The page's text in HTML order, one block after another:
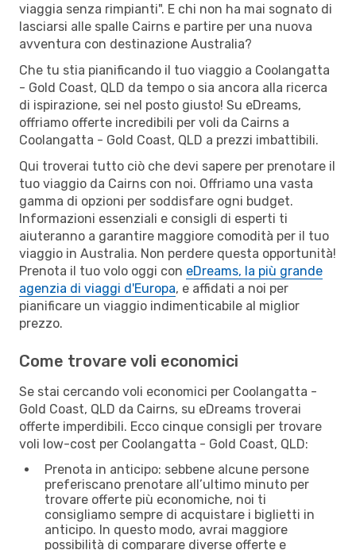
viaggia senza rimpianti". E chi non ha mai sognato di
lasciarsi alle spalle Cairns e partire per una nuova
avventura con destinazione Australia?
Che tu stia pianificando il tuo viaggio a Coolangatta
- Gold Coast, QLD da tempo o sia ancora alla ricerca
di ispirazione, sei nel posto giusto! Su eDreams,
offriamo offerte incredibili per voli da Cairns a
Coolangatta - Gold Coast, QLD a prezzi imbattibili.
Qui troverai tutto ciò che devi sapere per prenotare il
tuo viaggio da Cairns con noi. Offriamo una vasta
gamma di opzioni per soddisfare ogni budget.
Informazioni essenziali e consigli di esperti ti
aiuteranno a garantire maggiore comodità per il tuo
viaggio in Australia. Non perdere questa opportunità!
Prenota il tuo volo oggi con eDreams, la più grande
agenzia di viaggi d'Europa, e affidati a noi per
pianificare un viaggio indimenticabile al miglior
prezzo.
Come trovare voli economici
Se stai cercando voli economici per Coolangatta -
Gold Coast, QLD da Cairns, su eDreams troverai
offerte imperdibili. Ecco cinque consigli per trovare
voli low-cost per Coolangatta - Gold Coast, QLD:
Prenota in anticipo: sebbene alcune persone
preferiscano prenotare all’ultimo minuto per
trovare offerte più economiche, noi ti
consigliamo sempre di acquistare i biglietti in
anticipo. In questo modo, avrai maggiore
possibilità di comparare diverse offerte e